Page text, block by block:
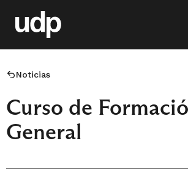
Noticias
Curso de
General